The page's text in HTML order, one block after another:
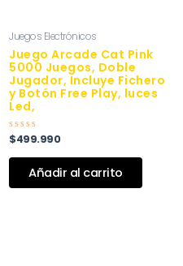
Juegos Electrónicos
Juego Arcade Cat Pink
5000 Juegos, Doble
Jugador, Incluye Fichero
y Botón Free Play, luces
Led,
Valorado
0
$499.990
Añadir al carrito